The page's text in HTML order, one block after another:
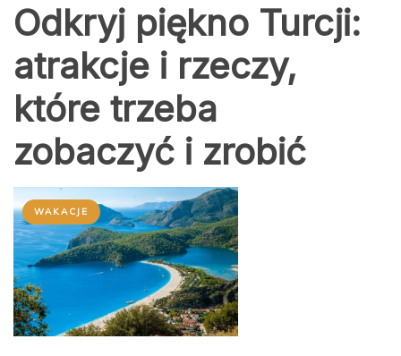
Odkryj piękno Turcji:
atrakcje i rzeczy,
które trzeba
zobaczyć i zrobić
WAKACJE